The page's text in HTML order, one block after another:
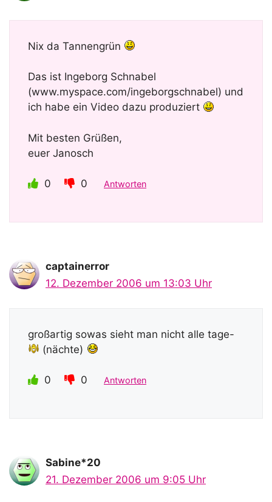
Nix da Tannengrün
Das ist Ingeborg Schnabel
(www.myspace.com/ingeborgschnabel) und
ich habe ein Video dazu produziert
Mit besten Grüßen,
euer Janosch
0 0 Antworten
captainerror
12. Dezember 2006 um 13:03 Uhr
großartig sowas sieht man nicht alle tage-
(nächte)
0 0 Antworten
Sabine*20
21. Dezember 2006 um 9:05 Uhr